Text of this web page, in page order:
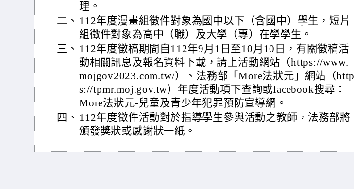
理。
二、 112年度漫畫組徵件對象為國中以下（含國中）學生，短片
組徵件對象為高中（職）及大學（專）在學學生。
三、 112年度徵稿期間自112年9月1日至10月10日，有關徵稿活
動相關訊息及報名資料下載，請上活動網站（https://www.
mojgov2023.com.tw/）、法務部「More法狀元」網站（http
s://tpmr.moj.gov.tw）年度活動項下查詢或facebook搜尋：
More法狀元-兒童及青少年犯罪預防宣導網。
四、 112年度徵件活動對於指導學生參與活動之教師，法務部將
頒發獎狀或感謝狀一紙。